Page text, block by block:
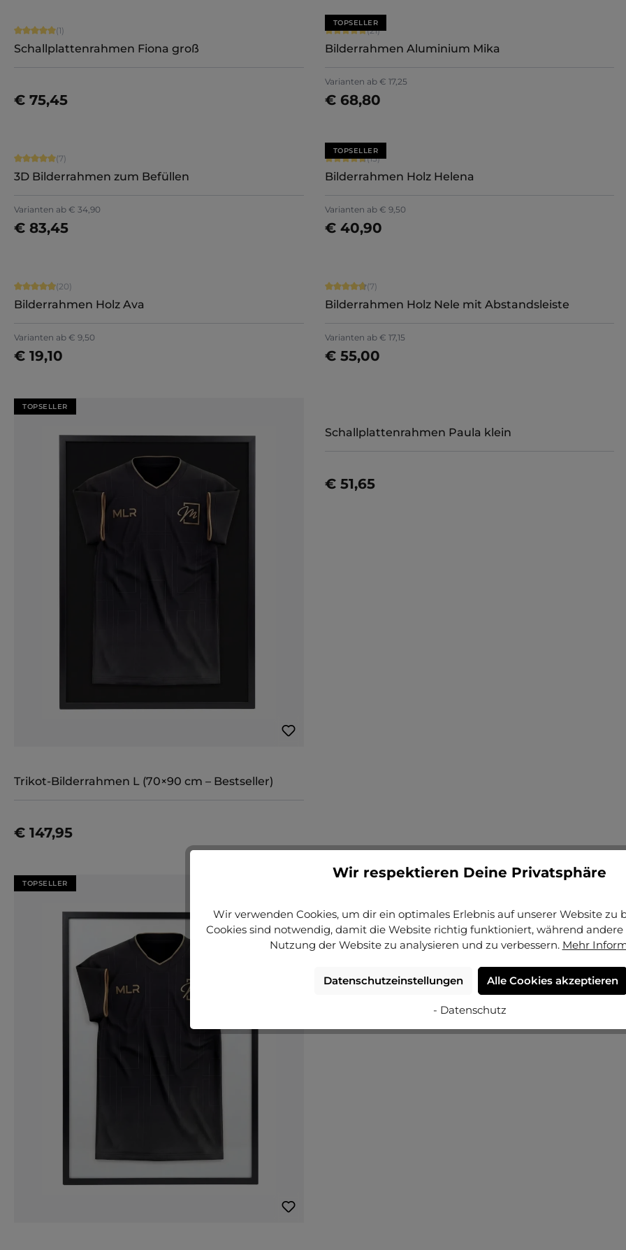
Durchschnittliche Bewertung von 5 von 5 Sternen
(1)
Schallplattenrahmen Fiona groß
€ 75,45
Details
TOPSELLER
Durchschnittliche Bewertung von 5 von 5 Sternen
(21)
Bilderrahmen Aluminium Mika
Varianten ab€ 17,25
€ 68,80
Jetzt konfigurieren
Durchschnittliche Bewertung von 5 von 5 Sternen
(7)
3D Bilderrahmen zum Befüllen
Varianten ab € 34,90
€ 83,45
Jetzt konfigurieren
TOPSELLER
Durchschnittliche Bewertung von 4.8 von 5 Sternen
(15)
Bilderrahmen Holz Helena
Varianten ab€ 9,50
€ 40,90
Jetzt konfigurieren
Durchschnittliche Bewertung von 4.9 von 5 Sternen
(20)
Bilderrahmen Holz Ava
Varianten ab € 9,50
€ 19,10
Jetzt konfigurieren
Durchschnittliche Bewertung von 4.71 von 5 Sternen
(7)
Bilderrahmen Holz Nele mit Abstandsleiste
Varianten ab€ 17,15
€ 55,00
Jetzt konfigurieren
TOPSELLER
Trikot-Bilderrahmen L (70×90 cm – Bestseller)
€ 147,95
Jetzt konfigurieren
Schallplattenrahmen Paula klein
€ 51,65
TOPSELLER
Bilderrahmen Holz Emma
Varianten ab€ 10,25
Wir respektieren Deine Privatsphäre
Wir verwenden Cookies, um dir ein optimales Erlebnis auf unserer Website zu
Cookies sind notwendig, damit die Website richtig funktioniert, während andere
Nutzung der Website zu analysieren und zu verbessern. Mehr
Datenschutzeinstellungen Alle Cookies akzeptieren
- Datenschutz